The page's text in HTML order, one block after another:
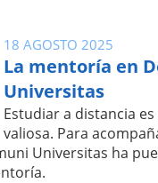
18 AGOSTO 2025
La mentoría en
Universitas
Estudiar a distancia
valiosa. Para
Universitas ha